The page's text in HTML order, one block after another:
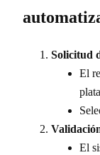
Solicitud
El
El